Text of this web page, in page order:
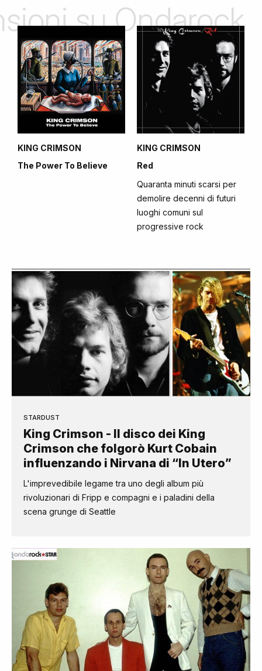
su Ondarock
KING CRIMSON
The Power To Believe
KING CRIMSON
Red
Quaranta minuti scarsi per
demolire decenni di futuri
luoghi comuni sul
progressive rock
STARDUST
King Crimson - Il disco dei King
Crimson che folgorò Kurt Cobain
influenzando i Nirvana di “In Utero”
L'imprevedibile legame tra uno degli album più
rivoluzionari di Fripp e compagni e i paladini della
scena grunge di Seattle